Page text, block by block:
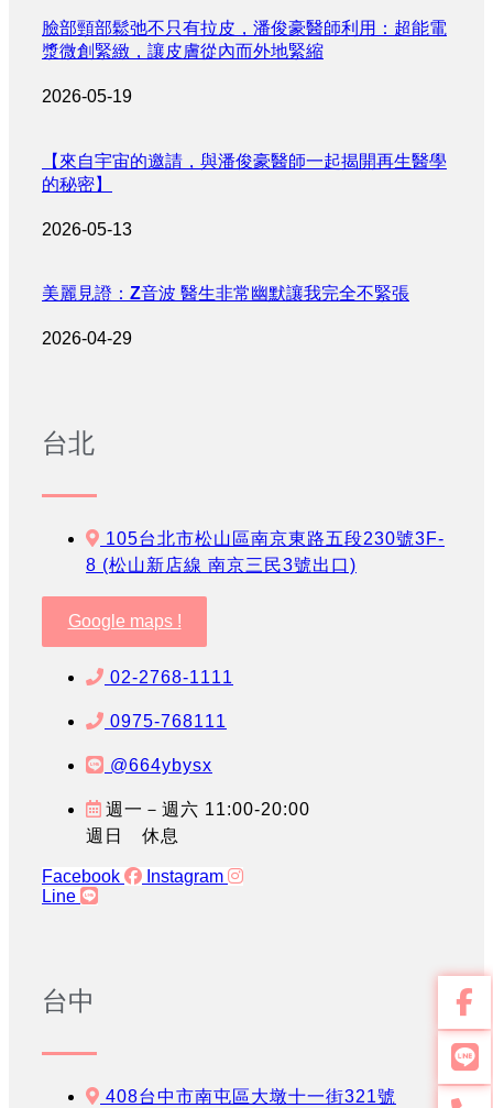
臉部頸部鬆弛不只有拉皮，潘俊豪醫師利用：超能電
漿微創緊緻，讓皮膚從內而外地緊縮
2026-05-19
【來自宇宙的邀請，與潘俊豪醫師一起揭開再生醫學
的秘密】
2026-05-13
美麗見證：Z音波 醫生非常幽默讓我完全不緊張
2026-04-29
台北
105台北市松山區南京東路五段230號3F-
8 (松山新店線 南京三民3號出口)
Google maps !
02-2768-1111
0975-768111
@664ybysx
週一－週六 11:00-20:00
週日 休息
Facebook
Instagram
Line
台中
408台中市南屯區大墩十一街321號